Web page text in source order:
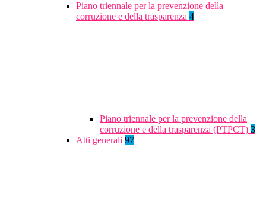
Piano triennale per la prevenzione della
corruzione e della trasparenza 4
Piano triennale per la prevenzione della
corruzione e della trasparenza (PTPCT) 3
Atti generali 97